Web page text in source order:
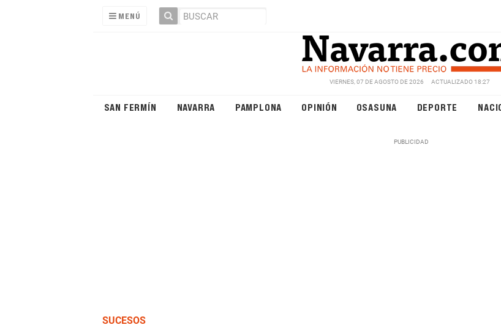
MENÚ
VIERNES, 07 DE AGOSTO DE 2026 ACTUALIZADO 18:27
SAN FERMÍN NAVARRA PAMPLONA OPINIÓN OSASUNA DEPORTE
SUCESOS